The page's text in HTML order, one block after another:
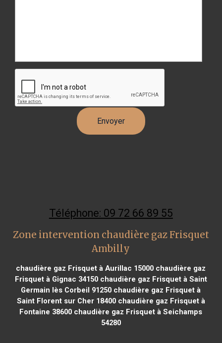
Téléphone: 09 72 66 89 55
Zone intervention chaudière gaz Frisquet
Ambilly
chaudière gaz Frisquet à Aurillac 15000 chaudière gaz
Frisquet à Gignac 34150chaudière gaz Frisquet à Saint
Germain lès Corbeil 91250 chaudière gaz Frisquet à
Saint Florent sur Cher 18400chaudière gaz Frisquet à
Fontaine 38600 chaudière gaz Frisquet à Seichamps
54280